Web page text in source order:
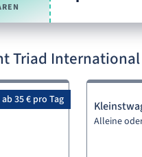
Triad
ab 35 € pro Tag
Alleine